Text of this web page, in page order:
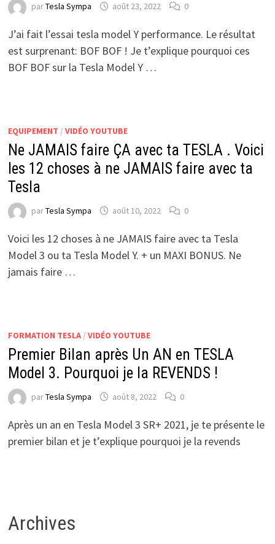
parTesla Sympa août 23, 2022 0
J’ai fait l’essai tesla model Y performance. Le résultat
est surprenant: BOF BOF ! Je t’explique pourquoi ces
BOF BOF sur la Tesla Model Y …
EQUIPEMENT / VIDÉO YOUTUBE
Ne JAMAIS faire ÇA avec ta TESLA . Voici
les 12 choses à ne JAMAIS faire avec ta
Tesla
parTesla Sympa août 10, 2022 0
Voici les 12 choses à ne JAMAIS faire avec ta Tesla
Model 3 ou ta Tesla Model Y. + un MAXI BONUS. Ne
jamais faire …
FORMATION TESLA/ VIDÉO YOUTUBE
Premier Bilan après Un AN en TESLA
Model 3. Pourquoi je la REVENDS !
parTesla Sympa août 8, 2022 0
Après un an en Tesla Model 3 SR+ 2021, je te présente le
premier bilan et je t’explique pourquoi je la revends
Archives